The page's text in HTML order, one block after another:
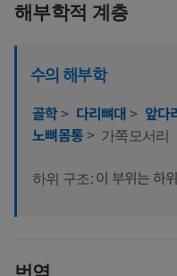
해부학적 계층
수의 해부학
골학> 다리뼈대> 앞다
노뼈몸통> 가쪽모서리
하위 구조: 이 부위는 하
번역